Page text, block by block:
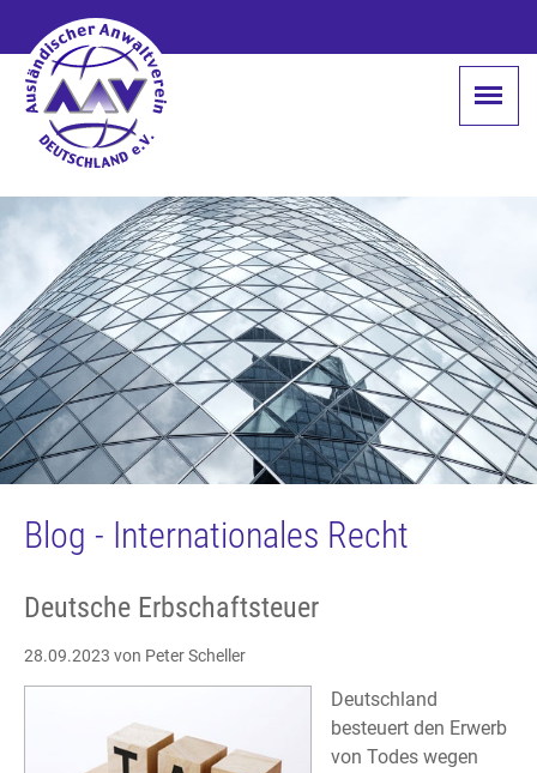
Blog - Internationales Recht
Deutsche Erbschaftsteuer
28.09.2023 von Peter Scheller
Deutschland
besteuert den Erwerb
von Todes wegen